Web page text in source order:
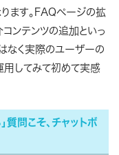
ます。FAQページの拡
ンテンツの追加といっ
なく実際のユーザーの
用してみて初めて実感
質問こそ、チャットボ